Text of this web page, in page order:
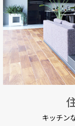
キッチン